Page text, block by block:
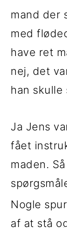
mand der
med
have ret
nej, det
han skulle
Ja Jens
fået
maden.
Nogle
af at stå